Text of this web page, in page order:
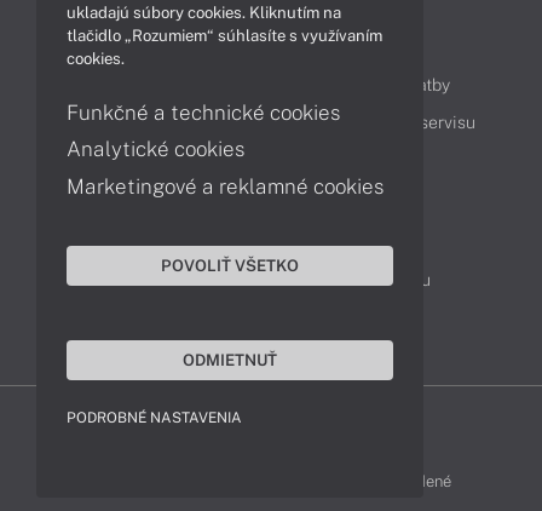
Obsah
Možnosti doručenia a platby
Podpora a servis
Servisné služby Cenník servisu
Kontakty
043 4224 771
Obchodné oddelenie
Reklamácia tovaru
ACER-SHOP © 2011 - 2026 Všetky práva vyhradené
ukladajú súbory cookies. Kliknutím na
tlačidlo „Rozumiem“ súhlasíte s využívaním
cookies.
Funkčné a technické cookies
Analytické cookies
Marketingové a reklamné cookies
POVOLIŤ VŠETKO
ODMIETNUŤ
PODROBNÉ NASTAVENIA